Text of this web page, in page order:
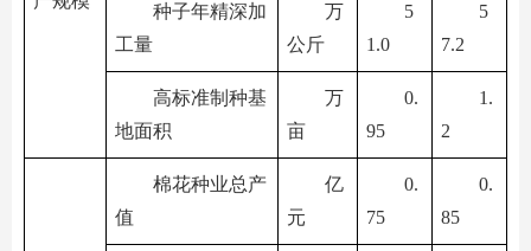
种子年精深加
工量
万
公斤
5
1.0
5
7.2
高标准制种基
地面积
万
亩
0.
95
1.
2
棉花种业总产
值
亿
元
0.
75
0.
85